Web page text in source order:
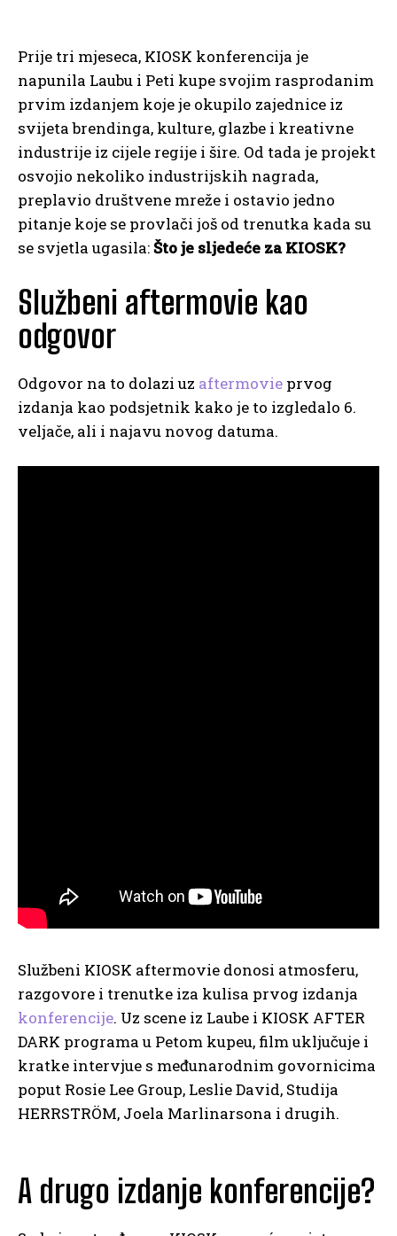
Prije tri mjeseca, KIOSK konferencija je
napunila Laubu i Peti kupe svojim rasprodanim
prvim izdanjem koje je okupilo zajednice iz
svijeta brendinga, kulture, glazbe i kreativne
industrije iz cijele regije i šire. Od tada je projekt
osvojio nekoliko industrijskih nagrada,
preplavio društvene mreže i ostavio jedno
pitanje koje se provlači još od trenutka kada su
se svjetla ugasila:Što je sljedeće za KIOSK?
Službeni aftermovie kao
odgovor
Odgovor na to dolazi uz aftermovie prvog
izdanja kao podsjetnik kako je to izgledalo 6.
veljače, ali i najavu novog datuma.
Službeni KIOSK aftermovie donosi atmosferu,
razgovore i trenutke iza kulisa prvog izdanja
konferencije. Uz scene iz Laube i KIOSK AFTER
DARK programa u Petom kupeu, film uključuje i
kratke intervjue s međunarodnim govornicima
poput Rosie Lee Group, Leslie David, Studija
HERRSTRÖM, Joela Marlinarsona i drugih.
A drugo izdanje konferencije?